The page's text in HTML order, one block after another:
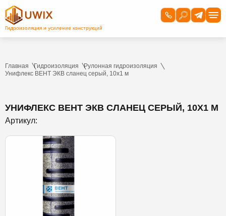
Главная Гидроизоляция
Рулонная гидроизоляция
Унифлекс ВЕНТ ЭКВ сланец серый, 10х1 м
УНИФЛЕКС ВЕНТ ЭКВ СЛАНЕЦ СЕРЫЙ, 10Х1 М
Артикул: